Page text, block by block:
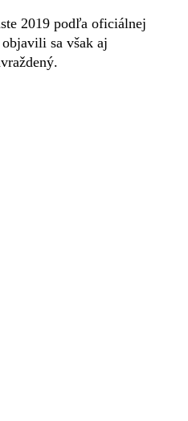
2019 podľa oficiálnej
sa však aj